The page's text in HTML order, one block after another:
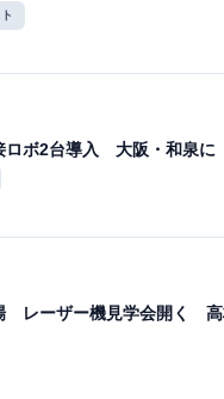
ボ2台導入 大阪・和泉に
レーザー機見学会開く 高